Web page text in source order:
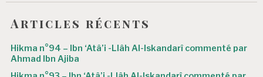
l
’
a
r
Articles récents
Hikma n°94 – Ibn ‘Atâ’i -Llâh Al-Iskandarî commenté par
Ahmad Ibn Ajiba